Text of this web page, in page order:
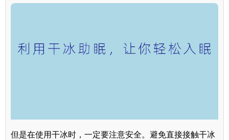
但是在使用干冰时，一定要注意安全。避免直接接触干冰